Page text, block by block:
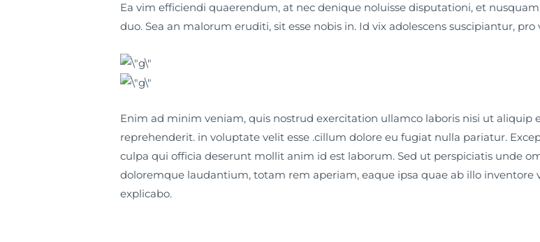
Ea vim efficiendi quaerendum, at nec denique noluisse disputationi, et
duo. Sea an malorum eruditi, sit esse nobis in. Id vix adolescens suscipiantur,
Enim ad minim veniam, quis nostrud exercitation ullamco laboris nisi ut aliquip
reprehenderit. in voluptate velit esse .cillum dolore eu fugiat nulla pariatur.
culpa qui officia deserunt mollit anim id est laborum. Sed ut perspiciatis unde
doloremque laudantium, totam rem aperiam, eaque ipsa quae ab illo
explicabo.